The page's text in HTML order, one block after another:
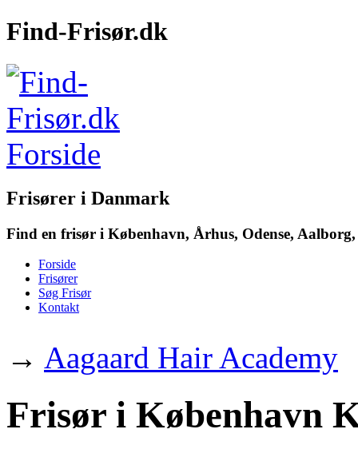
Find-Frisør.dk
Frisører i Danmark
Find en frisør i København, Århus, Odense,
Forside
Frisører
Søg Frisør
Kontakt
→ Aagaard Hair Academy
Frisør i København